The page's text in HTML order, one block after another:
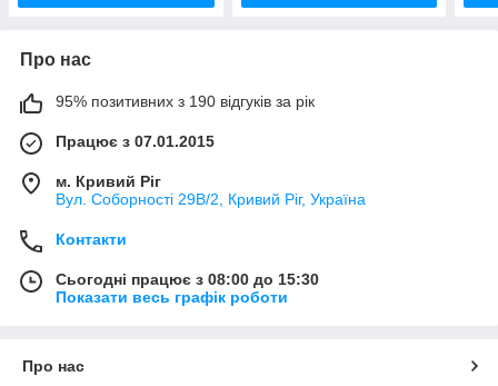
Про нас
95% позитивних з 190 відгуків за рік
Працює з 07.01.2015
м. Кривий Ріг
Вул. Соборності 29В/2, Кривий Ріг, Україна
Контакти
Сьогодні працює з 08:00 до 15:30
Показати весь графік роботи
Про нас